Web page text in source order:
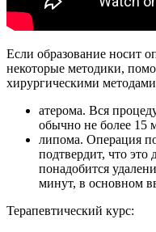
Если образование носит
некоторые методики,
хирургическими
атерома. Вся
обычно не более 15
липома. Операция
подтвердит, что это
понадобится
минут, в основном
Терапевтический курс: